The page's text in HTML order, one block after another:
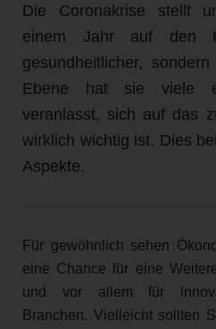
Die Coronakrise stellt
einem Jahr auf den
gesundheitlicher,
Ebene hat sie viele
veranlasst, sich auf das
wirklich wichtig ist. Dies
Aspekte.
Für gewöhnlich sehen
eine Chance für eine
und vor allem für
Branchen. Vielleicht sollten